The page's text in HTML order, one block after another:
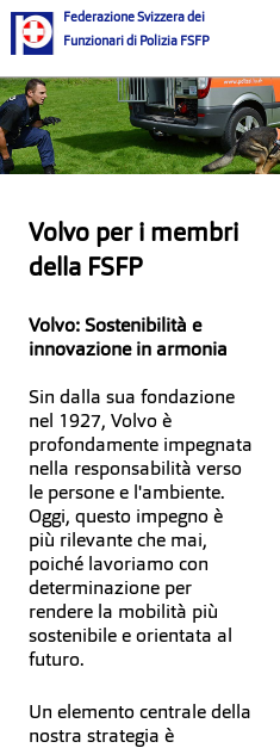
Federazione Svizzera dei
Funzionari di Polizia FSFP
Volvo per i membri
della FSFP
Volvo: Sostenibilità e
innovazione in armonia
Sin dalla sua fondazione
nel 1927, Volvo è
profondamente impegnata
nella responsabilità verso
le persone e l'ambiente.
Oggi, questo impegno è
più rilevante che mai,
poiché lavoriamo con
determinazione per
rendere la mobilità più
sostenibile e orientata al
futuro.
Un elemento centrale della
nostra strategia è